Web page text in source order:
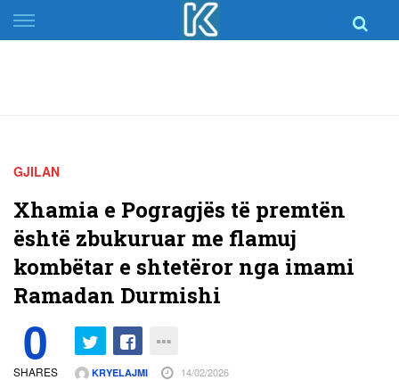
Skip
to
GJILAN
Xhamia e Pogragjës të premtën
është zbukuruar me flamuj
kombëtar e shtetëror nga imami
Ramadan Durmishi
0
SHARES KRYELAJMI 14/02/2026